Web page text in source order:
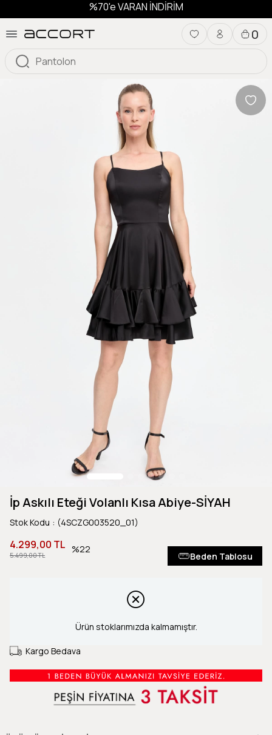
%70'e VARAN İNDİRİM
0
İp Askılı Eteği Volanlı Kısa Abiye-SİYAH
Stok Kodu (4SCZG003520_01)
5.499,00 TL
4.299,00 TL 22
Beden Tablosu
Ürün stoklarımızda kalmamıştır.
Kargo Bedava